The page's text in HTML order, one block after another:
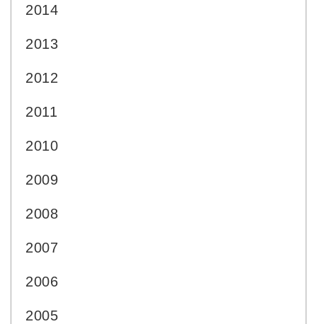
2014
2013
2012
2011
2010
2009
2008
2007
2006
2005